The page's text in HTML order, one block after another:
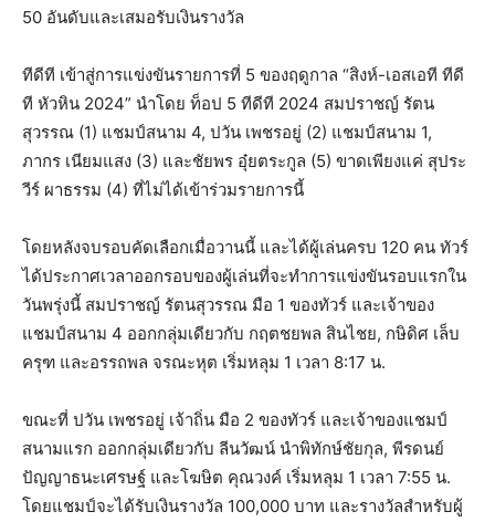
50 อันดับและเสมอรับเงินรางวัล
ทีดีที เข้าสู่การแข่งขันรายการที่ 5 ของฤดูกาล “สิงห์-เอสเอที ทีดี
ที หัวหิน 2024” นำโดย ท็อป 5 ทีดีที 2024 สมปราชญ์ รัตน
สุวรรณ (1) แชมป์สนาม 4, ปวัน เพชรอยู่ (2) แชมป์สนาม 1,
ภากร เนียมแสง (3) และชัยพร อุ๋ยตระกูล (5) ขาดเพียงแค่ สุประ
วีร์ ผาธรรม (4) ที่ไม่ได้เข้าร่วมรายการนี้
โดยหลังจบรอบคัดเลือกเมื่อวานนี้ และได้ผู้เล่นครบ 120 คน ทัวร์
ได้ประกาศเวลาออกรอบของผู้เล่นที่จะทำการแข่งขันรอบแรกใน
วันพรุ่งนี้ สมปราชญ์ รัตนสุวรรณ มือ 1 ของทัวร์ และเจ้าของ
แชมป์สนาม 4 ออกกลุ่มเดียวกับ กฤตชยพล สินไชย, กษิดิศ เล็บ
ครุฑ และอรรถพล จรณะหุต เริ่มหลุม 1 เวลา 8:17 น.
ขณะที่ ปวัน เพชรอยู่ เจ้าถิ่น มือ 2 ของทัวร์ และเจ้าของแชมป์
สนามแรก ออกกลุ่มเดียวกับ ลีนวัฒน์ นำพิทักษ์ชัยกุล, พีรดนย์
ปัญญาธนะเศรษฐ์ และโฆษิต คุณวงค์ เริ่มหลุม 1 เวลา 7:55 น.
โดยแชมป์จะได้รับเงินรางวัล 100,000 บาท และรางวัลสำหรับผู้